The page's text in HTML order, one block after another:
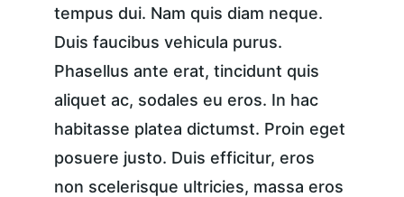
tempus dui. Nam quis diam neque.
Duis faucibus vehicula purus.
Phasellus ante erat, tincidunt quis
aliquet ac, sodales eu eros. In hac
habitasse platea dictumst. Proin eget
posuere justo. Duis efficitur, eros
non scelerisque ultricies, massa eros